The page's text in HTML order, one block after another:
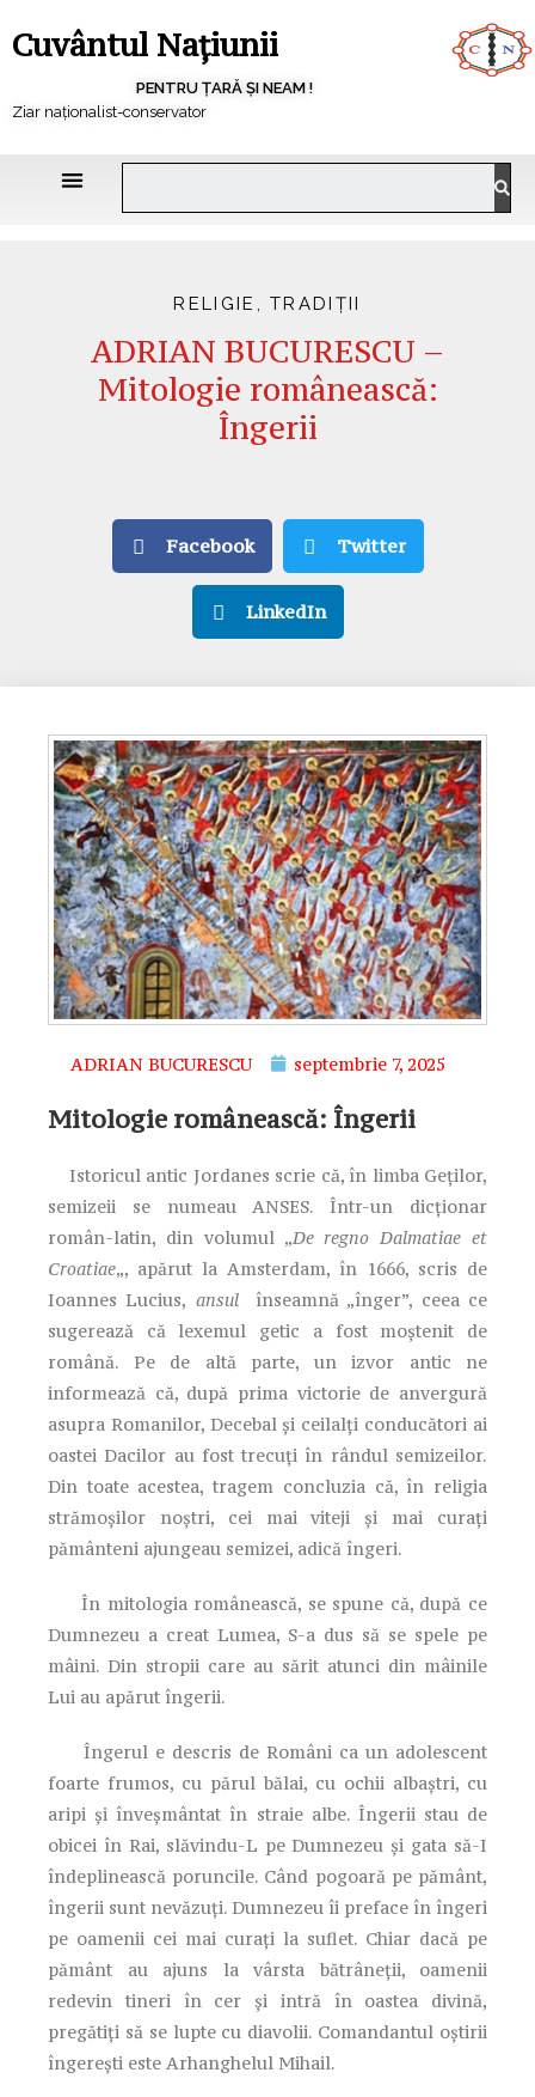
Cuvântul Națiunii
PENTRU ȚARĂ ȘI NEAM !
Ziar naționalist-conservator
RELIGIE ,TRADIȚII
ADRIAN BUCURESCU –
Mitologie românească:
Îngerii
Facebook Twitter
LinkedIn
ADRIAN BUCURESCU septembrie 7, 2025
Mitologie românească: Îngerii
Istoricul antic Jordanes scrie că, în limba Geţilor,
semizeii se numeau ANSES. Într-un dicţionar
român-latin, din volumul „De regno Dalmatiae et
Croatiae„, apărut la Amsterdam, în 1666, scris de
Ioannes Lucius, ansul înseamnă „înger”, ceea ce
sugerează că lexemul getic a fost moştenit de
română. Pe de altă parte, un izvor antic ne
informează că, după prima victorie de anvergură
asupra Romanilor, Decebal şi ceilalţi conducători ai
oastei Dacilor au fost trecuţi în rândul semizeilor.
Din toate acestea, tragem concluzia că, în religia
strămoşilor noştri, cei mai viteji şi mai curaţi
pământeni ajungeau semizei, adică îngeri.
În mitologia românească, se spune că, după ce
Dumnezeu a creat Lumea, S-a dus să se spele pe
mâini. Din stropii care au sărit atunci din mâinile
Lui au apărut îngerii.
Îngerul e descris de Români ca un adolescent
foarte frumos, cu părul bălai, cu ochii albaştri, cu
aripi şi înveşmântat în straie albe. Îngerii stau de
obicei în Rai, slăvindu-L pe Dumnezeu şi gata să-I
îndeplinească poruncile. Când pogoară pe pământ,
îngerii sunt nevăzuţi. Dumnezeu îi preface în îngeri
pe oamenii cei mai curaţi la suflet. Chiar dacă pe
pământ au ajuns la vârsta bătrâneţii, oamenii
redevin tineri în cer şi intră în oastea divină,
pregătiţi să se lupte cu diavolii. Comandantul oştirii
îngereşti este Arhanghelul Mihail.